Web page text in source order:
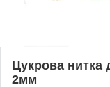
Цукрова нитка
2мм